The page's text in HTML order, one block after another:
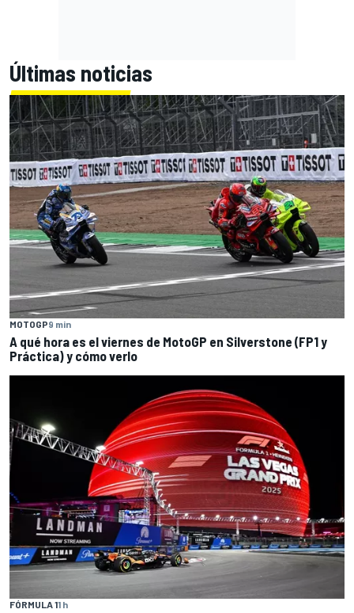
Últimas noticias
MOTOGP9 min
A qué hora es el viernes de MotoGP en Silverstone (FP1 y
Práctica) y cómo verlo
FÓRMULA 11 h